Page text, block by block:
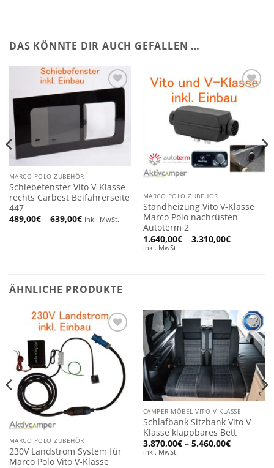
DAS KÖNNTE DIR AUCH GEFALLEN …
wishlist
MARCO POLO ZUBEHÖR
Schiebefenster Vito V-Klasse
rechts Carbest Beifahrerseite
447
489,00€ – 639,00€Preisspanne:
inkl. MwSt.
Add to
wishlist
MARCO POLO ZUBEHÖR
Standheizung Vito V-Klasse
Marco Polo nachrüsten
Autoterm 2
1.640,00€ – 3.310,00€
1.640,00€
inkl. MwSt.
ÄHNLICHE PRODUKTE
Add to
wishlist
MARCO POLO ZUBEHÖR
230V Landstrom System für
Marco Polo Vito V-Klasse
Add to
wishlist
CAMPER MÖBEL VITO V-KLASSE
Schlafbank Sitzbank Vito V-
Klasse klappbares Bett
3.870,00€ – 5.460,00€
3.870,00€
inkl. MwSt.